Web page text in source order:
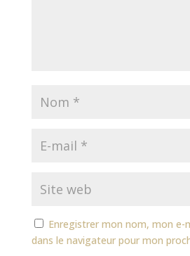
Enregistrer mon nom, mon e-
dans le navigateur pour mon